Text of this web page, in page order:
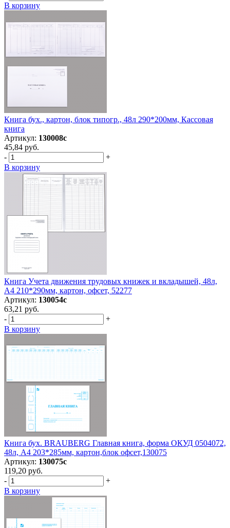
В корзину
Книга бух., картон, блок типогр., 48л 290*200мм, Кассовая
книга
Артикул: 130008с
45,84 руб.
-
+
В корзину
Книга Учета движения трудовых книжек и вкладышей, 48л,
А4 210*290мм, картон, офсет, 52277
Артикул: 130054с
63,21 руб.
-
+
В корзину
Книга бух. BRAUBERG Главная книга, форма ОКУД 0504072,
48л, А4 203*285мм, картон,блок офсет,130075
Артикул: 130075с
119,20 руб.
-
+
В корзину